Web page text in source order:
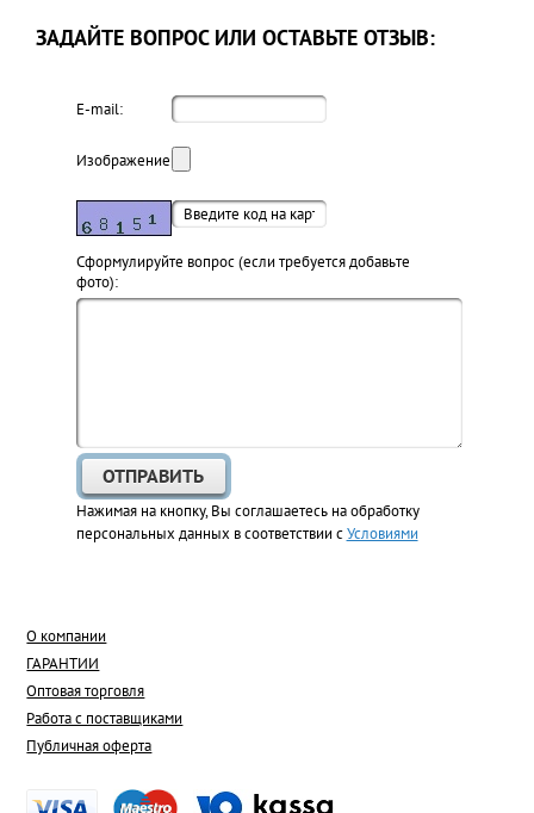
ЗАДАЙТЕ ВОПРОС ИЛИ ОСТАВЬТЕ ОТЗЫВ:
E-mail:
Изображение:
Cформулируйте вопрос (если требуется добавьте
фото):
Нажимая на кнопку, Вы соглашаетесь на обработку
персональных данных в соответствии сУсловиями
О компании
ГАРАНТИИ
Оптовая торговля
Работа с поставщиками
Публичная оферта